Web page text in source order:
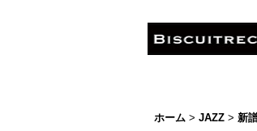
ホーム > JAZZ > 新